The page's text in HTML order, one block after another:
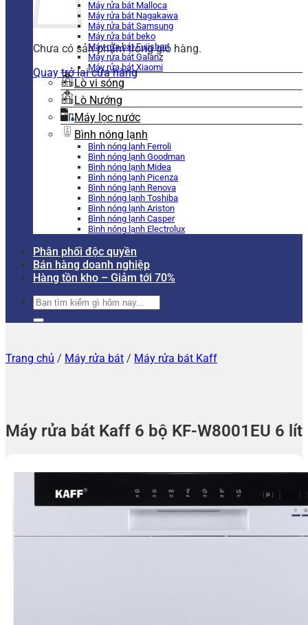
Chưa có sản phẩm trong giỏ hàng.
Quay trở lại cửa hàng
Máy rửa bát Malloca
Máy rửa bát Nagakawa
Máy rửa bát Samsung
Máy rửa bát beko
Máy rửa bát Fujishan
Máy rửa bát Galanz
Máy rửa bát Xiaomi
Lò vi sóng
Lò Nướng
Máy lọc nước
Bình nóng lạnh
Bình nóng lạnh Ferroli
Bình nóng lạnh Goodman
Bình nóng lạnh Midea
Bình nóng lạnh Picenza
Bình nóng lạnh Renova
Bình nóng lạnh Toshiba
Bình nóng lạnh Ariston
Bình nóng lạnh Casper
Bình nóng lạnh Electrolux
Phân phối độc quyền
Bán hàng doanh nghiệp
Hàng tồn kho – Giảm tới 70%
Tìm
kiếm:
Trang chủ / Máy rửa bát / Máy rửa bát Kaff
Máy rửa bát Kaff 6 bộ KF-W8001EU 6 lít